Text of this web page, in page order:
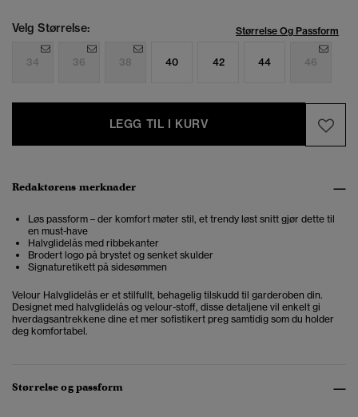
Velg Størrelse: Størrelse Og Passform
34 36 38 40 42 44 46
LEGG TIL I KURV
Redaktørens merknader
Løs passform – der komfort møter stil, et trendy løst snitt gjør dette til
en must-have
Halvglidelås med ribbekanter
Brodert logo på brystet og senket skulder
Signaturetikett på sidesømmen
Velour Halvglidelås er et stilfullt, behagelig tilskudd til garderoben din.
Designet med halvglidelås og velour-stoff, disse detaljene vil enkelt gi
hverdagsantrekkene dine et mer sofistikert preg samtidig som du holder
deg komfortabel.
Størrelse og passform